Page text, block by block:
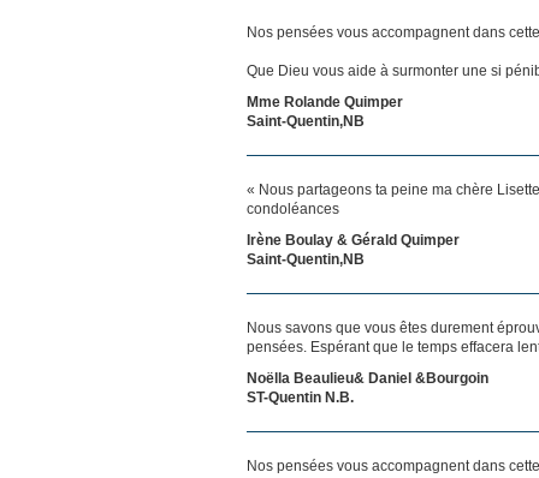
Nos pensées vous accompagnent dans
Que Dieu vous aide à surmonter une si
Mme Rolande Quimper
Saint-Quentin,NB
« Nous partageons ta peine ma chère
condoléances
Irène Boulay & Gérald Quimper
Saint-Quentin,NB
Nous savons que vous êtes durement
pensées. Espérant que le temps effacera
Noëlla Beaulieu& Daniel &Bourgoin
ST-Quentin N.B.
Nos pensées vous accompagnent dans